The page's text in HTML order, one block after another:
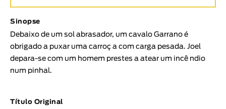
GÉNERO
Ficção
Animação
Documentário
Tópicos selecionados
Sinopse
Debaixo de um sol abrasador, um cavalo Garrano é
obrigado a puxar uma carroç a com carga pesada. Joel
depara-se com um homem prestes a atear um incê ndio
num pinhal.
Título Original